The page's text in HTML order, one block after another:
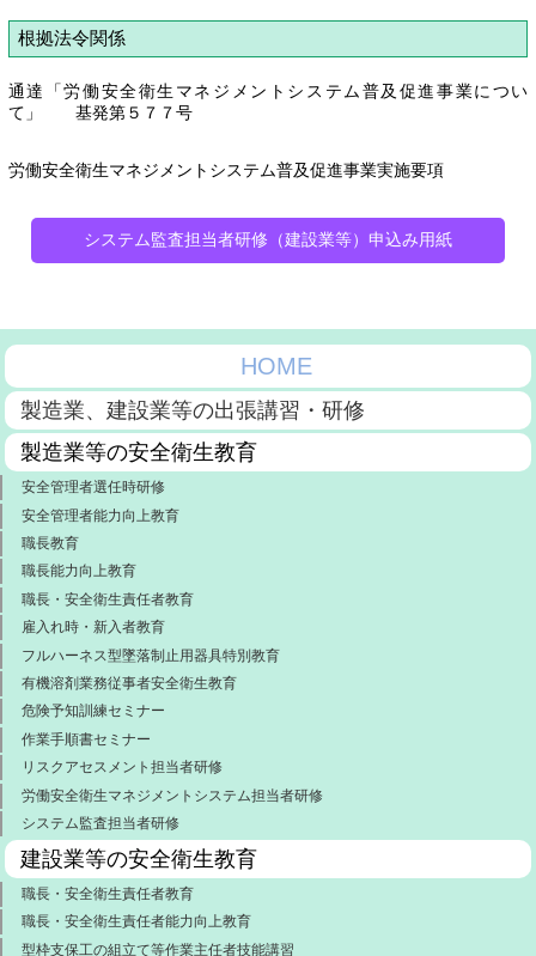
根拠法令関係
通達「労働安全衛生マネジメントシステム普及促進事業につい
て」 基発第５７７号
労働安全衛生マネジメントシステム普及促進事業実施要項
システム監査担当者研修（建設業等）申込み用紙
HOME
製造業、建設業等の出張講習・研修
製造業等の安全衛生教育
安全管理者選任時研修
安全管理者能力向上教育
職長教育
職長能力向上教育
職長・安全衛生責任者教育
雇入れ時・新入者教育
フルハーネス型墜落制止用器具特別教育
有機溶剤業務従事者安全衛生教育
危険予知訓練セミナー
作業手順書セミナー
リスクアセスメント担当者研修
労働安全衛生マネジメントシステム担当者研修
システム監査担当者研修
建設業等の安全衛生教育
職長・安全衛生責任者教育
職長・安全衛生責任者能力向上教育
型枠支保工の組立て等作業主任者技能講習